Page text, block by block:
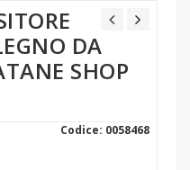
DA
SHOP
Codice: 0058468